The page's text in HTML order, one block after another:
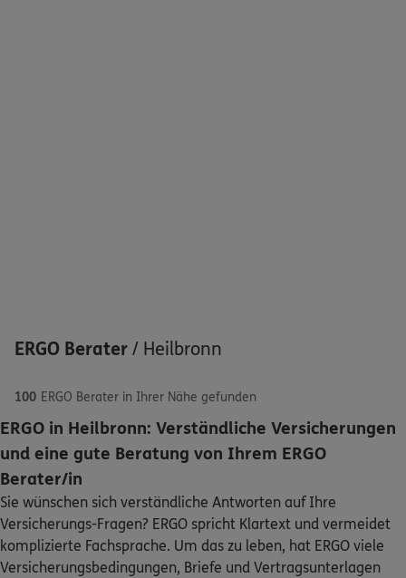
Schaden oder Leistungsfall melden
Bequem online oder telefonisch
Rechnung einreichen
ERGO Berater / Heilbronn
100 ERGO Berater in Ihrer Nähe gefunden
Sven Breiter
Wollhausstr. 41
Homepage besuchen
Sven Denninger
ERGO in Heilbronn: Verständliche Versicherungen
und eine gute Beratung von Ihrem ERGO
Berater/in
Sie wünschen sich verständliche Antworten auf Ihre
Versicherungs-Fragen? ERGO spricht Klartext und vermeidet
komplizierte Fachsprache. Um das zu leben, hat ERGO viele
Versicherungsbedingungen, Briefe und Vertragsunterlagen